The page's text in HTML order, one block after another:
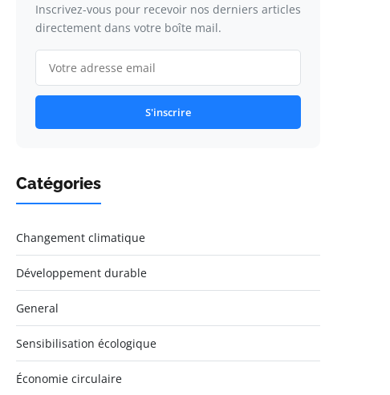
Inscrivez-vous pour recevoir nos derniers articles
directement dans votre boîte mail.
S'inscrire
Catégories
Changement climatique
Développement durable
General
Sensibilisation écologique
Économie circulaire